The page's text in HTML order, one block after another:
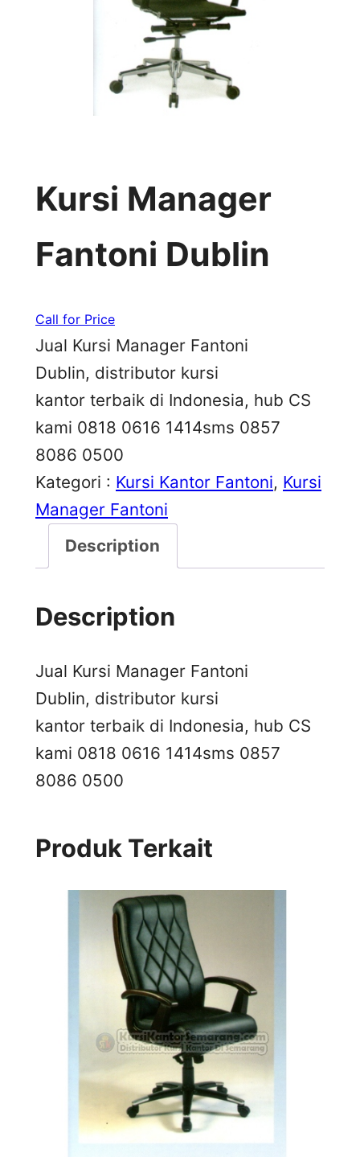
Kursi Manager
Fantoni Dublin
Call for Price
Jual Kursi Manager Fantoni
Dublin, distributor kursi
kantor terbaik di Indonesia, hub CS
kami 0818 0616 1414sms 0857
8086 0500
Kategori : Kursi Kantor Fantoni, Kursi
Manager Fantoni
Description
Description
Jual Kursi Manager Fantoni
Dublin, distributor kursi
kantor terbaik di Indonesia, hub CS
kami 0818 0616 1414sms 0857
8086 0500
Produk Terkait